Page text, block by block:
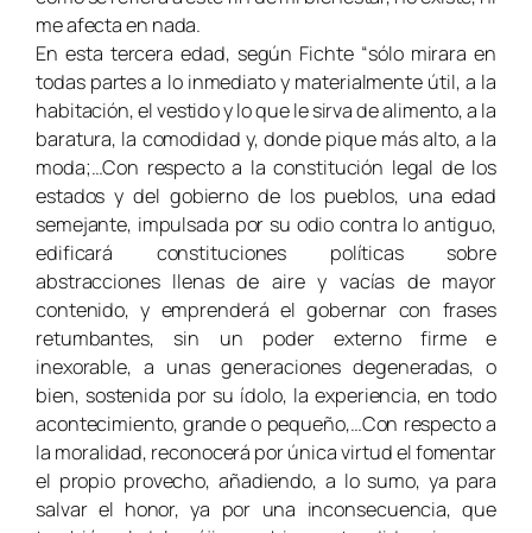
me afecta en nada.
En esta tercera edad, según Fichte “sólo mirara en
todas partes a lo inmediato y materialmente útil, a la
habitación, el vestido y lo que le sirva de alimento, a la
baratura, la comodidad y, donde pique más alto, a la
moda;…Con respecto a la constitución legal de los
estados y del gobierno de los pueblos, una edad
semejante, impulsada por su odio contra lo antiguo,
edificará constituciones políticas sobre
abstracciones llenas de aire y vacías de mayor
contenido, y emprenderá el gobernar con frases
retumbantes, sin un poder externo firme e
inexorable, a unas generaciones degeneradas, o
bien, sostenida por su ídolo, la experiencia, en todo
acontecimiento, grande o pequeño,…Con respecto a
la moralidad, reconocerá por única virtud el fomentar
el propio provecho, añadiendo, a lo sumo, ya para
salvar el honor, ya por una inconsecuencia, que